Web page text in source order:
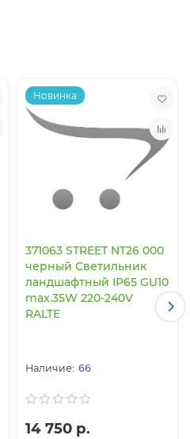
Новинка
371063 STREET NT26 000
черный Светильник
ландшафтный IP65 GU10
max.35W 220-240V
RALTE
66
14 750 р.